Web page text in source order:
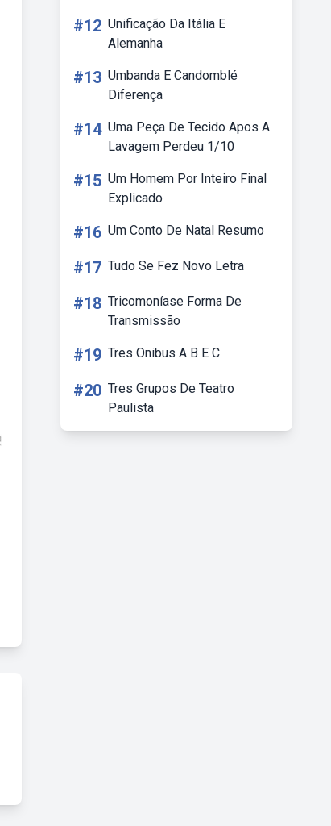
#12 Unificação Da Itália E
Alemanha
#13 Umbanda E Candomblé
Diferença
#14 Uma Peça De Tecido Apos A
Lavagem Perdeu 1/10
#15 Um Homem Por Inteiro Final
Explicado
#16 Um Conto De Natal Resumo
#17 Tudo Se Fez Novo Letra
#18 Tricomoníase Forma De
Transmissão
#19 Tres Onibus A B E C
#20 Tres Grupos De Teatro
Paulista